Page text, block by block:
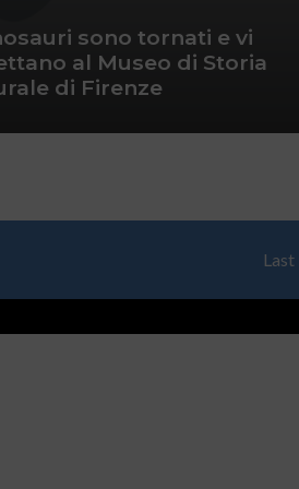
sono tornati e vi
al Museo di Storia
di Firenze